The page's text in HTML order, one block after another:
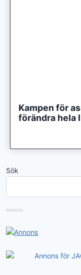
Kampen för
förändra hela
Sök
ANNONS